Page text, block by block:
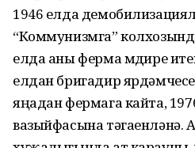
1946 елда
“Коммунизмга”
елда аны ферма мөдире
елдан бригадир
яңадан фермага кайта,
вазыйфасына тәгаенләнә.